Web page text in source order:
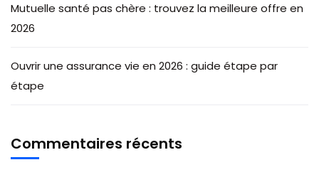
Mutuelle santé pas chère : trouvez la meilleure offre en
2026
Ouvrir une assurance vie en 2026 : guide étape par
étape
Commentaires récents